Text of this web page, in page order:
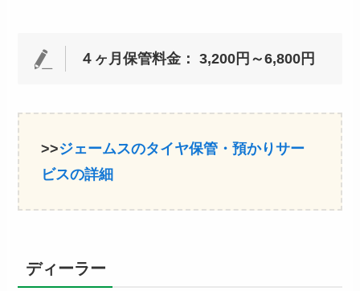
４ヶ月保管料金： 3,200円～6,800円
>>ジェームスのタイヤ保管・預かりサー
ビスの詳細
ディーラー